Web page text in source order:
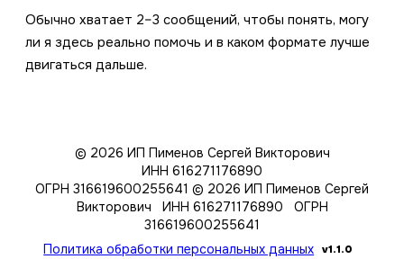
Обычно хватает 2–3 сообщений, чтобы понять, могу
ли я здесь реально помочь и в каком формате лучше
двигаться дальше.
© 2026 ИП Пименов Сергей Викторович
ИНН 616271176890
ОГРН 316619600255641 © 2026 ИП Пименов Сергей
Викторович ИНН 616271176890 ОГРН
316619600255641
Политика обработки персональных данных v1.1.0